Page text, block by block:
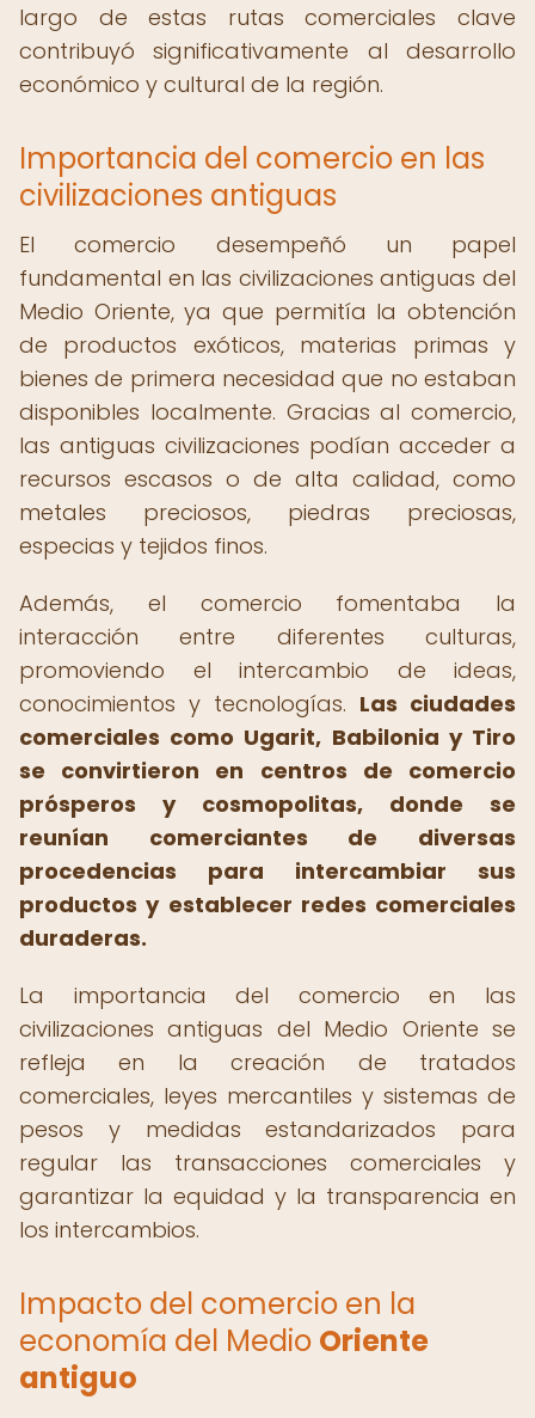
largo de estas rutas comerciales clave
contribuyó significativamente al desarrollo
económico y cultural de la región.
Importancia del comercio en las
civilizaciones antiguas
El comercio desempeñó un papel
fundamental en las civilizaciones antiguas del
Medio Oriente, ya que permitía la obtención
de productos exóticos, materias primas y
bienes de primera necesidad que no estaban
disponibles localmente. Gracias al comercio,
las antiguas civilizaciones podían acceder a
recursos escasos o de alta calidad, como
metales preciosos, piedras preciosas,
especias y tejidos finos.
Además, el comercio fomentaba la
interacción entre diferentes culturas,
promoviendo el intercambio de ideas,
conocimientos y tecnologías. Las ciudades
comerciales como Ugarit, Babilonia y Tiro
se convirtieron en centros de comercio
prósperos y cosmopolitas, donde se
reunían comerciantes de diversas
procedencias para intercambiar sus
productos y establecer redes comerciales
duraderas.
La importancia del comercio en las
civilizaciones antiguas del Medio Oriente se
refleja en la creación de tratados
comerciales, leyes mercantiles y sistemas de
pesos y medidas estandarizados para
regular las transacciones comerciales y
garantizar la equidad y la transparencia en
los intercambios.
Impacto del comercio en la
economía del Medio Oriente
antiguo